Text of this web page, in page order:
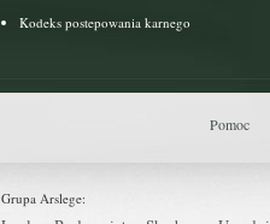
Kodeks postepowania karnego
Pomoc
Grupa Arslege: